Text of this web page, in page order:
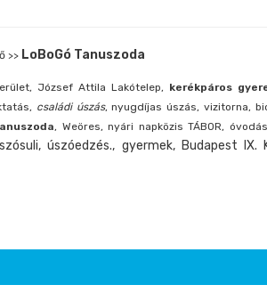
>> LoBoGó Tanuszoda
József Attila Lakótelep, kerékpáros
családi úszás, nyugdíjas úszás, vizitorna,
, Weöres, nyári napközis TÁBOR,
úszóedzés., gyermek, Budapest